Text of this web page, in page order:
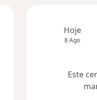
Hoje
8 Ago
Este